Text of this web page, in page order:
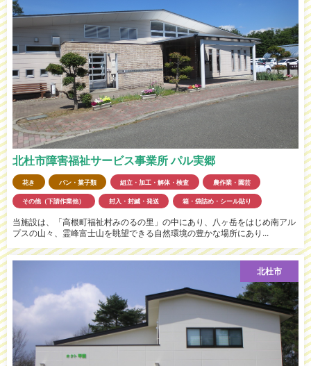
北杜市障害福祉サービス事業所 パル実郷
花き パン・菓子類 組立・加工・解体・検査 農作業・園芸
その他（下請作業他） 封入・封緘・発送 箱・袋詰め・シール貼り
当施設は、「高根町福祉村みのるの里」の中にあり、八ヶ岳をはじめ南アル
プスの山々、霊峰富士山を眺望できる自然環境の豊かな場所にあり...
北杜市